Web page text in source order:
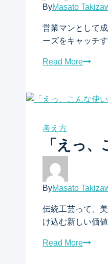
ByMasato
営業マンとして
ーズをキャッチ
Read More
考え方
「えっ
ByMasato
伝統工芸って、
け込む新しい価
Read More